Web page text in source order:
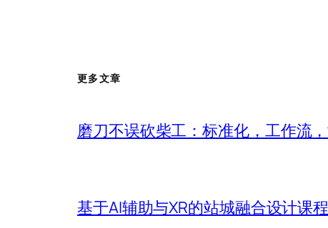
更多文章
磨刀不误砍柴工：标准化，工作流
基于AI辅助与XR的站城融合设计课程